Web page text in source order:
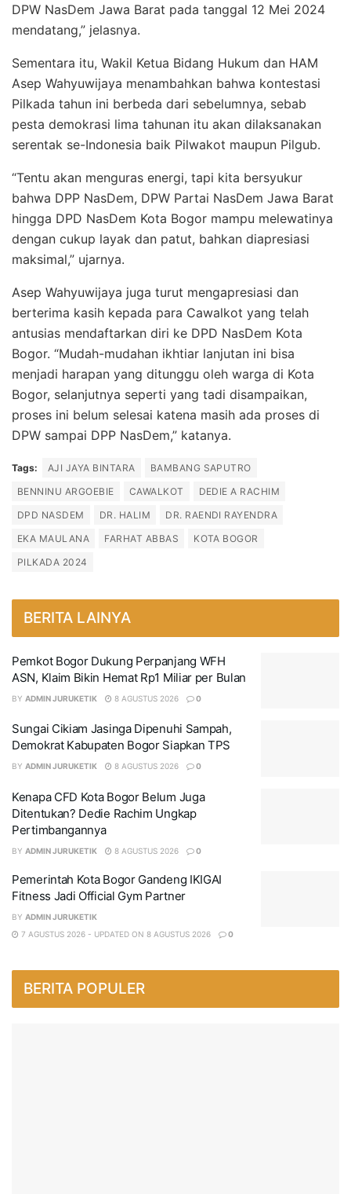
DPW NasDem Jawa Barat pada tanggal 12 Mei 2024
mendatang,” jelasnya.
Sementara itu, Wakil Ketua Bidang Hukum dan HAM
Asep Wahyuwijaya menambahkan bahwa kontestasi
Pilkada tahun ini berbeda dari sebelumnya, sebab
pesta demokrasi lima tahunan itu akan dilaksanakan
serentak se-Indonesia baik Pilwakot maupun Pilgub.
“Tentu akan menguras energi, tapi kita bersyukur
bahwa DPP NasDem, DPW Partai NasDem Jawa Barat
hingga DPD NasDem Kota Bogor mampu melewatinya
dengan cukup layak dan patut, bahkan diapresiasi
maksimal,” ujarnya.
Asep Wahyuwijaya juga turut mengapresiasi dan
berterima kasih kepada para Cawalkot yang telah
antusias mendaftarkan diri ke DPD NasDem Kota
Bogor. “Mudah-mudahan ikhtiar lanjutan ini bisa
menjadi harapan yang ditunggu oleh warga di Kota
Bogor, selanjutnya seperti yang tadi disampaikan,
proses ini belum selesai katena masih ada proses di
DPW sampai DPP NasDem,” katanya.
Tags: AJI JAYA BINTARA
BAMBANG SAPUTRO
BENNINU ARGOEBIE
CAWALKOT
DEDIE A RACHIM
DPD NASDEM
DR. HALIM
DR. RAENDI RAYENDRA
EKA MAULANA
FARHAT ABBAS
KOTA BOGOR
PILKADA 2024
BERITA LAINYA
Pemkot Bogor Dukung Perpanjang WFH
ASN, Klaim Bikin Hemat Rp1 Miliar per Bulan
BY ADMIN JURUKETIK 8 AGUSTUS 2026 0
Sungai Cikiam Jasinga Dipenuhi Sampah,
Demokrat Kabupaten Bogor Siapkan TPS
BY ADMIN JURUKETIK 8 AGUSTUS 2026 0
Kenapa CFD Kota Bogor Belum Juga
Ditentukan? Dedie Rachim Ungkap
Pertimbangannya
BY ADMIN JURUKETIK 8 AGUSTUS 2026 0
Pemerintah Kota Bogor Gandeng IKIGAI
Fitness Jadi Official Gym Partner
BY ADMIN JURUKETIK
7 AGUSTUS 2026 - UPDATED ON 8 AGUSTUS 2026
0
BERITA POPULER